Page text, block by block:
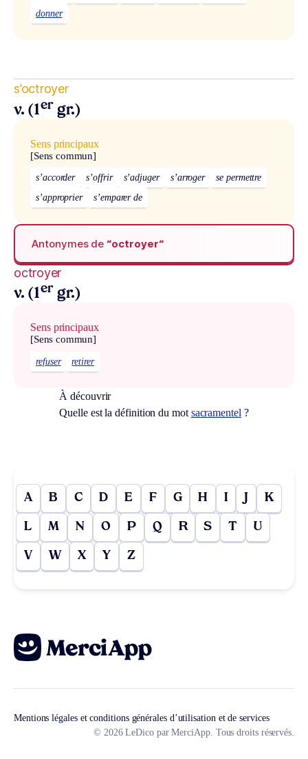
donner
s’octroyer
v. (1er gr.)
Sens principaux
[Sens commun]
s’accorder s’offrir s’adjuger s’arroger
se permettre
s’approprier
s’emparer de
Antonymes de “octroyer“
octroyer
v. (1er gr.)
Sens principaux
[Sens commun]
refuser retirer
À découvrir
Quelle est la définition du mot sacramentel ?
A B C D E F G H I J K
L M N O P Q R S T U
V W X Y Z
Mentions légales et conditions générales d’utilisation et de services
© 2026 LeDico par MerciApp. Tous droits réservés.